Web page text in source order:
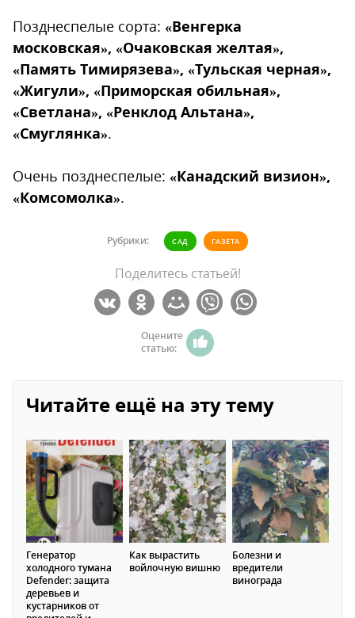
Позднеспелые сорта: «Венгерка
московская», «Очаковская желтая»,
«Память Тимирязева», «Тульская черная»,
«Жигули», «Приморская обильная»,
«Светлана», «Ренклод Альтана»,
«Смуглянка».
Очень позднеспелые: «Канадский визион»,
«Комсомолка».
Рубрики: САД ГАЗЕТА
Поделитесь статьей!
Оцените
статью:
Читайте ещё на эту тему
Генератор
холодного тумана
Defender: защита
деревьев и
кустарников от
Как вырастить
войлочную вишню
Болезни и
вредители
винограда